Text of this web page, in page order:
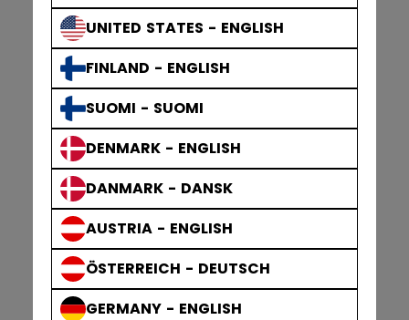
UNITED STATES - ENGLISH
FINLAND - ENGLISH
SUOMI - SUOMI
DENMARK - ENGLISH
DANMARK - DANSK
AUSTRIA - ENGLISH
ÖSTERREICH - DEUTSCH
GERMANY - ENGLISH